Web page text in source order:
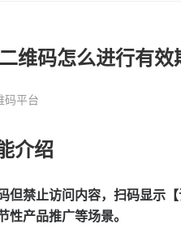
维码怎么进行有效
码平台
介绍
禁止访问内容，扫码显示
性产品推广等场景。